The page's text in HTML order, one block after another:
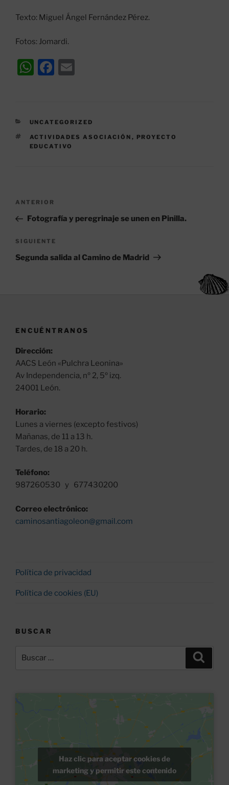
Texto: Miguel Ángel Fernández Pérez.
Fotos: Jomardi.
W
s
A
p
F
e
b
o
l
CATEGORÍAS
UNCATEGORIZED
ETIQUETAS
ACTIVIDADES ASOCIACIÓN , PROYECTO
EDUCATIVO
entradas
Entrada
anterior:
ANTERIOR
Fotografía y peregrinaje se unen en Pinilla.
Siguiente
entrada
SIGUIENTE
Segunda salida al Camino de Madrid
ENCUÉNTRANOS
Dirección:
AACS León «Pulchra Leonina»
Av Independencia, nº 2, 5º izq.
24001 León.
Horario:
Lunes a viernes (excepto festivos)
Mañanas, de 11 a 13 h.
Tardes, de 18 a 20 h.
Teléfono:
987260530 y 677430200
Correo electrónico:
caminosantiagoleon@gmail.com
Política de privacidad
Política de cookies (EU)
BUSCAR
Haz clic para aceptar cookies de
marketing y permitir este contenido